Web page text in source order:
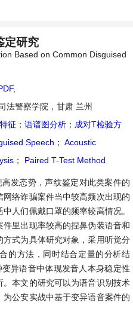
定研究
Based on Common Disguised
,
法警察学院，甘肃 兰州
征 ； 语谱图分析 ； 成对T检验方
Speech ； Acoustic
； Paired T-Test Method
发态势，声纹鉴定对此类案件的
络诈骗案件当中较高频次出现的
人们佩戴口罩的频率较高情况。
里出现率较高的捏鼻伪装语音和
式为具体研究对象，采用听觉分
的方法，同时结合定量的分析结
异语音中体现发音人本身稳定性
本文的研究可以为语音识别技术
公安实战中基于变异语音案件的